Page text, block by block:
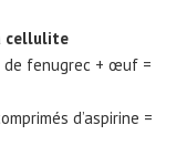
cellulite
de fenugrec + œuf =
d’aspirine =